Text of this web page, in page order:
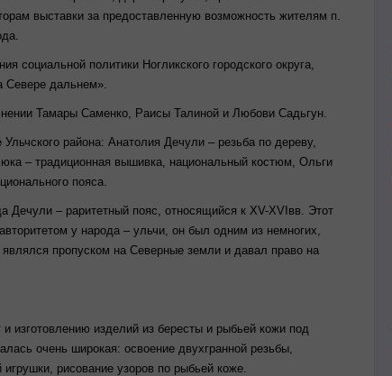
выставки за предоставленную возможность жителям п.
социальной политики Ногликского городского округа,
Севере дальнем».
Тамары Саменко, Раисы Талиной и Любови Садьгун.
района: Анатолия Дечули – резьба по дереву,
– традиционная вышивка, национальный костюм, Ольги
пояса.
Дечули – раритетный пояс, относящийся к XV-XVIвв. Этот
у народа – ульчи, он был одним из немногих,
являлся пропуском на Северные земли и давал право на
изготовлению изделий из бересты и рыбьей кожи под
очень широкая: освоение двухгранной резьбы,
рисование узоров по рыбьей коже.